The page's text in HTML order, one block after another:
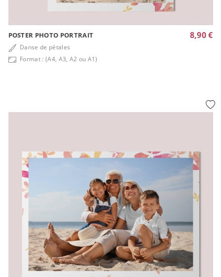
POSTER PHOTO PORTRAIT
Danse de pétales
Format : (A4, A3, A2 ou A1)
8,90 €